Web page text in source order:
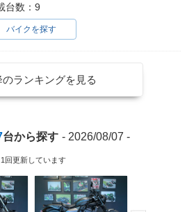
台数：9
バイクを探す
ランキングを見る
台から探す - 2026/08/07 -
回更新しています